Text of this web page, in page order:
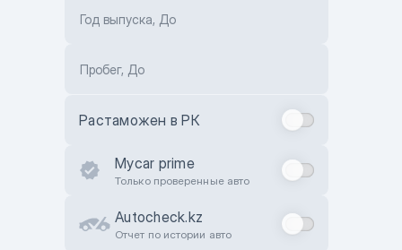
Год выпуска, До
Пробег, До
Растаможен в РК
Mycar prime
Только проверенные авто
Autocheck.kz
Отчет по истории авто